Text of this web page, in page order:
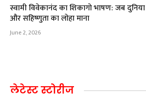
स्वामी विवेकानंद का शिकागो भाषण: जब
और सहिष्णुता का लोहा माना
June 2, 2026
लेटेस्ट स्टोरीज